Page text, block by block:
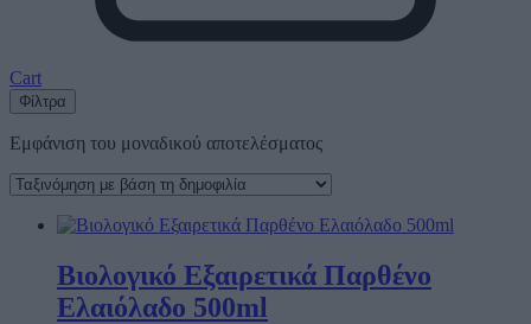
Cart
Φίλτρα
Εμφάνιση του μοναδικού αποτελέσματος
Βιολογικό Εξαιρετικά Παρθένο
Ελαιόλαδο 500ml